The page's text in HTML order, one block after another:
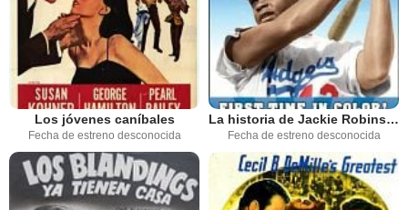
Los jóvenes caníbales
Fecha de estreno desconocida
La historia de Jackie Robinson
Fecha de estreno desconocida